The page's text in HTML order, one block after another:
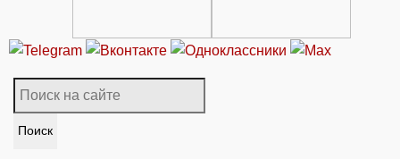
Поиск